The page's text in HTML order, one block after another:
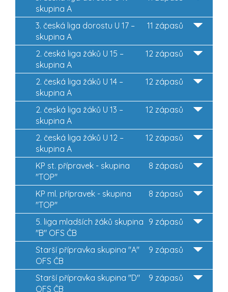
skupina A
11 zápasů
3. česká liga dorostu U 17 –
skupina A
12 zápasů
2. česká liga žáků U 15 –
skupina A
12 zápasů
2. česká liga žáků U 14 –
skupina A
12 zápasů
2. česká liga žáků U 13 –
skupina A
12 zápasů
2. česká liga žáků U 12 –
skupina A
8 zápasů
KP st. přípravek - skupina
"TOP"
8 zápasů
KP ml. přípravek - skupina
"TOP"
9 zápasů
5. liga mladších žáků skupina
"B" OFS ČB
9 zápasů
Starší přípravka skupina "A"
OFS ČB
9 zápasů
Starší přípravka skupina "D"
OFS ČB